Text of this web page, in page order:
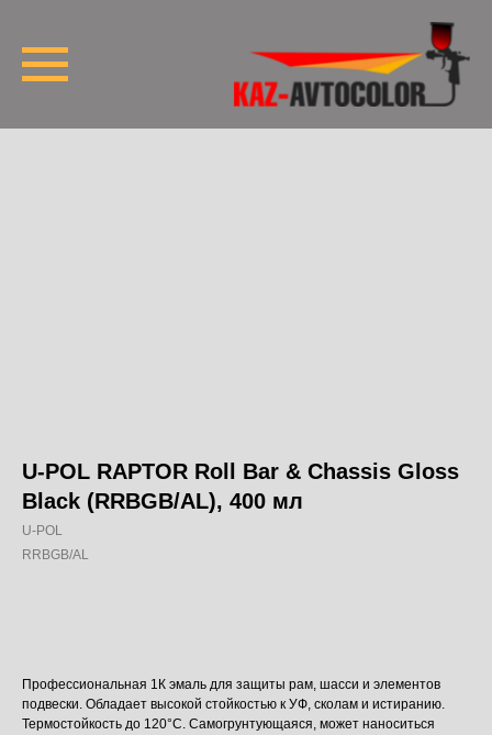
U-POL RAPTOR Roll Bar & Chassis Gloss
Black (RRBGB/AL), 400 мл
U-POL
RRBGB/AL
Профессиональная 1К эмаль для защиты рам, шасси и элементов
подвески. Обладает высокой стойкостью к УФ, сколам и истиранию.
Термостойкость до 120°C. Самогрунтующаяся, может наноситься